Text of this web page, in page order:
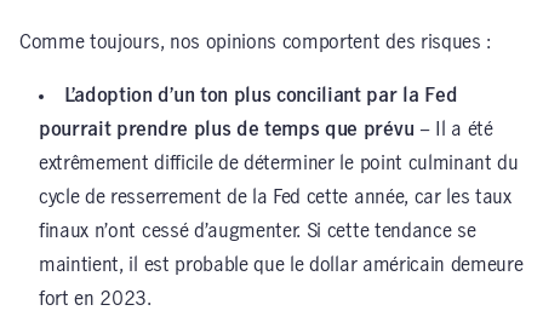
Comme toujours, nos opinions comportent des risques :
L’adoption d’un ton plus conciliant par la Fed
pourrait prendre plus de temps que prévu – Il a été
extrêmement difficile de déterminer le point culminant du
cycle de resserrement de la Fed cette année, car les taux
finaux n’ont cessé d’augmenter. Si cette tendance se
maintient, il est probable que le dollar américain demeure
fort en 2023.